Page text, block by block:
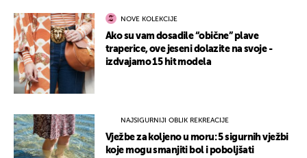
NOVE KOLEKCIJE
Ako su vam dosadile “obične” plave
traperice, ove jeseni dolazite na svoje -
izdvajamo 15 hit modela
NAJSIGURNIJI OBLIK REKREACIJE
Vježbe za koljeno u moru: 5 sigurnih vježbi
koje mogu smanjiti bol i poboljšati